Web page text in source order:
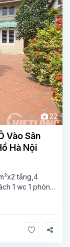
22
Vào Sân
Hà Nội
tầng,4
1 wc 1 phòng
ngủ, 2 phòng